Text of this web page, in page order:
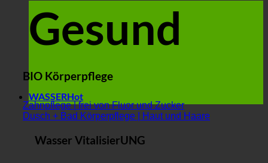
Gesund
BIO Körperpflege
Zahnpflege | frei von Fluor und Zucker
Dusch + Bad Körperpflege | Haut und Haare
WASSER
Wasser VitalisierUNG